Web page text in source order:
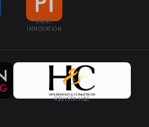
PAINT
INNOVATION
REVISTA H&C